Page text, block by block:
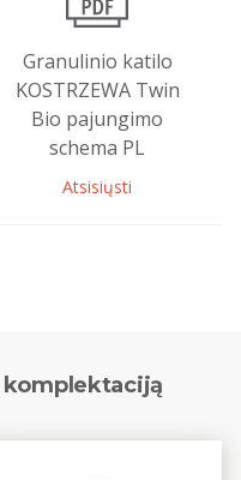
Granulinio katilo
KOSTRZEWA Twin
Bio pajungimo
schema PL
Atsisiųsti